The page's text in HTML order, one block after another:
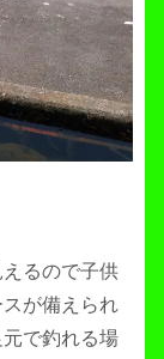
るので子供
が備えられ
で釣れる場